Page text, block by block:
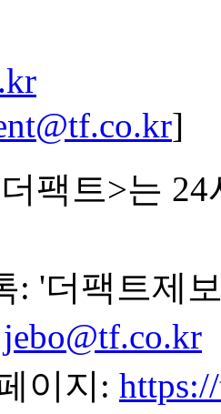
]
팩트>는
: '더팩트제
jebo@tf.co.kr
이지: